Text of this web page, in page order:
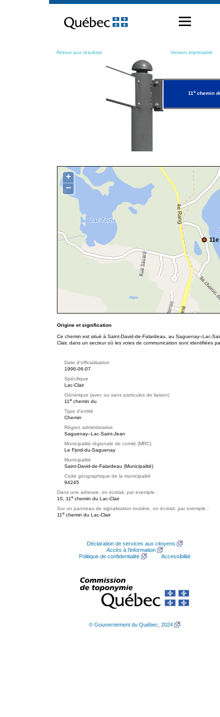
contenu
Retour aux résultats Version imprimable
11 echemin
+
−
Origine et signification
Ce chemin est situé à Saint-David-de-Falardeau, au Saguenay–Lac-
Clair, dans un secteur où les voies de communication sont identifiées
Date d'officialisation
1996-06-07
Spécifique
Lac-Clair
Générique (avec ou sans particules de liaison)
11 e chemin du
Type d'entité
Chemin
Région administrative
Saguenay–Lac-Saint-Jean
Municipalité régionale de comté (MRC)
Le Fjord-du-Saguenay
Municipalité
Saint-David-de-Falardeau (Municipalité)
Code géographique de la municipalité
94245
Dans une adresse, on écrirait, par exemple :
10, 11 e chemin du Lac-Clair
Sur un panneau de signalisation routière, on écrirait, par exemple :
11 e chemin du Lac-Clair
Déclaration de services aux citoyens
Accès à l’information
Politique de confidentialité
Accessibilité
© Gouvernement du Québec, 2024